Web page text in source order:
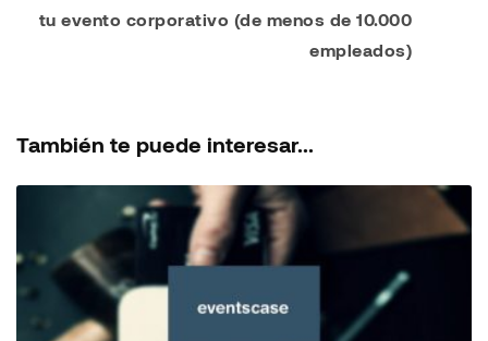
tu evento corporativo (de menos de 10.000
empleados)
También te puede interesar...